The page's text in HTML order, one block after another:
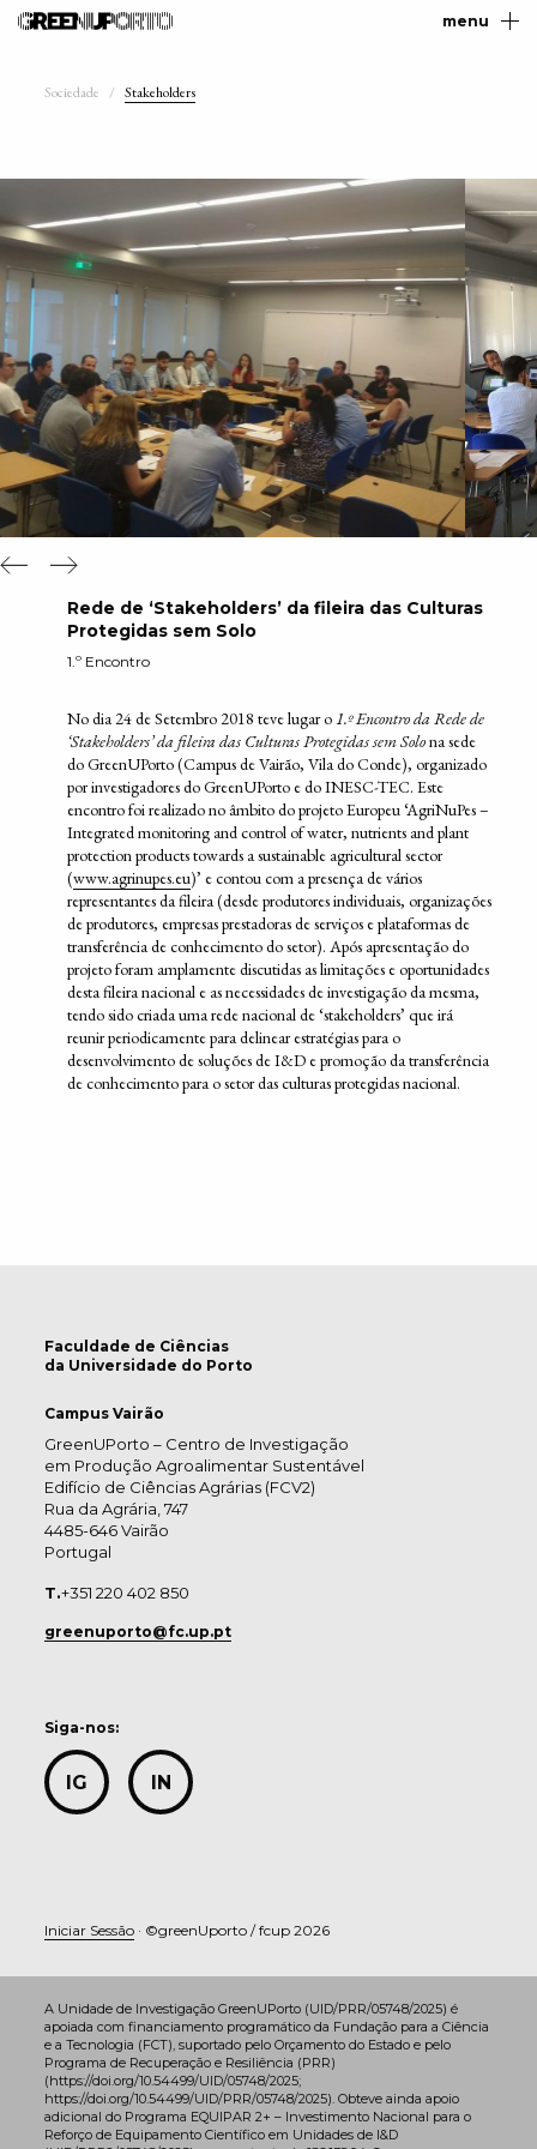
menu
Sociedade Stakeholders
Previous Slide
Next Slide
Rede de ‘Stakeholders’ da fileira das Culturas
Protegidas sem Solo
1.º Encontro
No dia 24 de Setembro 2018 teve lugar o1.º Encontro da Rede de
‘Stakeholders’ da fileira das Culturas Protegidas sem Solona sede
do GreenUPorto (Campus de Vairão, Vila do Conde), organizado
por investigadores do GreenUPorto e do INESC-TEC. Este
encontro foi realizado no âmbito do projeto Europeu ‘AgriNuPes –
Integrated monitoring and control of water, nutrients and plant
protection products towards a sustainable agricultural sector
(www.agrinupes.eu)’ e contou com a presença de vários
representantes da fileira (desde produtores individuais, organizações
de produtores, empresas prestadoras de serviços e plataformas de
transferência de conhecimento do setor). Após apresentação do
projeto foram amplamente discutidas as limitações e oportunidades
desta fileira nacional e as necessidades de investigação da mesma,
tendo sido criada uma rede nacional de ‘stakeholders’ que irá
reunir periodicamente para delinear estratégias para o
desenvolvimento de soluções de I&D e promoção da transferência
de conhecimento para o setor das culturas protegidas nacional.
Faculdade de Ciências
da Universidade do Porto
Campus Vairão
GreenUPorto – Centro de Investigação
em Produção Agroalimentar Sustentável
Edifício de Ciências Agrárias (FCV2)
Rua da Agrária, 747
4485-646 Vairão
Portugal
T.+351 220 402 850
greenuporto@fc.up.pt
Siga-nos:
IG IN
Iniciar Sessão · ©greenUporto / fcup 2026
A Unidade de Investigação GreenUPorto (UID/PRR/05748/2025) é
apoiada com financiamento programático da Fundação para a Ciência
e a Tecnologia (FCT), suportado pelo Orçamento do Estado e pelo
Programa de Recuperação e Resiliência (PRR)
(https://doi.org/10.54499/UID/05748/2025;
https://doi.org/10.54499/UID/PRR/05748/2025). Obteve ainda apoio
adicional do Programa EQUIPAR 2+ – Investimento Nacional para o
Reforço de Equipamento Científico em Unidades de I&D